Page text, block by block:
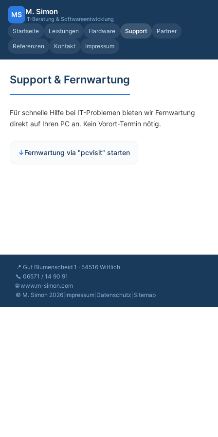
MS M. Simon
IT-Beratung & Softwareentwicklung
Startseite Leistungen Hardware Support Partner
Referenzen Kontakt Impressum
Support & Fernwartung
Für schnelle Hilfe bei IT-Problemen bieten wir Fernwartung
direkt auf Ihren PC an. Kein Vorort-Termin nötig.
Fernwartung via "pcvisit" starten
📍 Gut Blumenscheid 1 · 54516 Wittlich
📞 06571 / 14 90 91
🌐 www.m-simon.com
© M. Simon 2026 Impressum Datenschutz Sitemap